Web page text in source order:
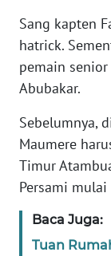
Sang kapten
hatrick.
pemain
Abubakar.
Sebelumnya,
Maumere
Timur
Persami
Baca Juga:
Tuan
WN
RIAU
WN
WN
JAMBI
WN